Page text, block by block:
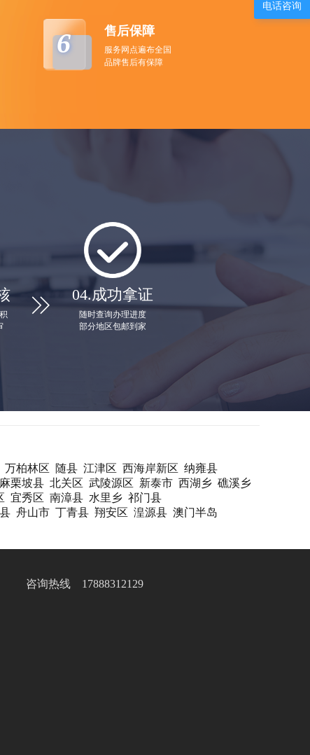
6 售后保障
服务网点遍布全国
品牌售后有保障
 04.成功拿证
随时查询办理进度
部分地区包邮到家
万柏林区 随县 江津区 西海岸新区 纳雍县
麻栗坡县 北关区 武陵源区 新泰市 西湖乡 礁溪乡
宜秀区 南漳县 水里乡 祁门县
舟山市 丁青县 翔安区 湟源县 澳门半岛
咨询热线 17888312129
电话咨询